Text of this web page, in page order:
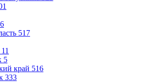
517
11
5
край 516
333